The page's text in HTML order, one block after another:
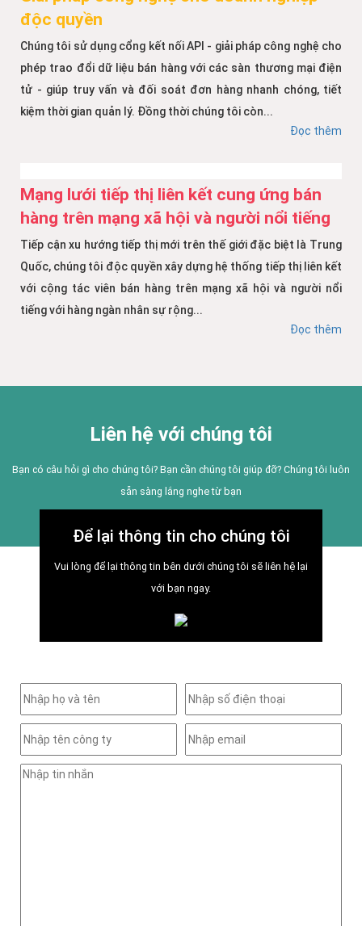
độc quyền
Chúng tôi sử dụng cổng kết nối API - giải pháp công nghệ cho
phép trao đổi dữ liệu bán hàng với các sàn thương mại điện
tử - giúp truy vấn và đối soát đơn hàng nhanh chóng, tiết
kiệm thời gian quản lý. Đồng thời chúng tôi còn...
Đọc thêm
Mạng lưới tiếp thị liên kết cung ứng bán
hàng trên mạng xã hội và người nổi tiếng
Tiếp cận xu hướng tiếp thị mới trên thế giới đặc biệt là Trung
Quốc, chúng tôi độc quyền xây dựng hệ thống tiếp thị liên kết
với cộng tác viên bán hàng trên mạng xã hội và người nổi
tiếng với hàng ngàn nhân sự rộng...
Đọc thêm
Liên hệ với chúng tôi
Bạn có câu hỏi gì cho chúng tôi? Bạn cần chúng tôi giúp đỡ? Chúng tôi luôn
sẵn sàng lắng nghe từ bạn
Để lại thông tin cho chúng tôi
Vui lòng để lại thông tin bên dưới chúng tôi sẽ liên hệ lại
với bạn ngay.